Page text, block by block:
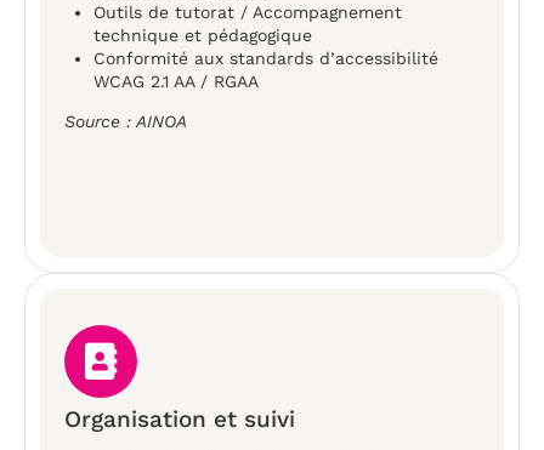
Outils de tutorat / Accompagnement
technique et pédagogique
Conformité aux standards d’accessibilité
WCAG 2.1 AA / RGAA
Source : AINOA
Organisation et suivi